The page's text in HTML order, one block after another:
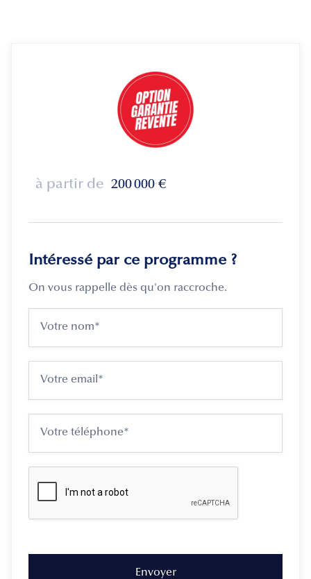
à partir de 200 000 €
Intéressé par ce programme ?
On vous rappelle dès qu'on raccroche.